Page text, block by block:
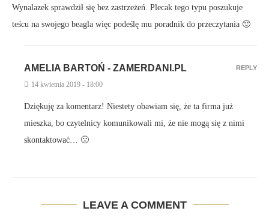
Wynalazek sprawdził się bez zastrzeżeń. Plecak tego typu poszukuje
teścu na swojego beagla więc podeślę mu poradnik do przeczytania 🙂
AMELIA BARTOŃ - ZAMERDANI.PL
14 kwietnia 2019 - 18:00
Dziękuję za komentarz! Niestety obawiam się, że ta firma już
mieszka, bo czytelnicy komunikowali mi, że nie mogą się z nimi
skontaktować… 🙁
REPLY
LEAVE A COMMENT